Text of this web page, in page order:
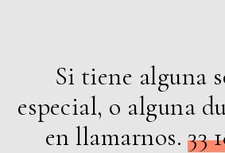
Si tiene alguna
especial, o alguna
en llamarnos.33